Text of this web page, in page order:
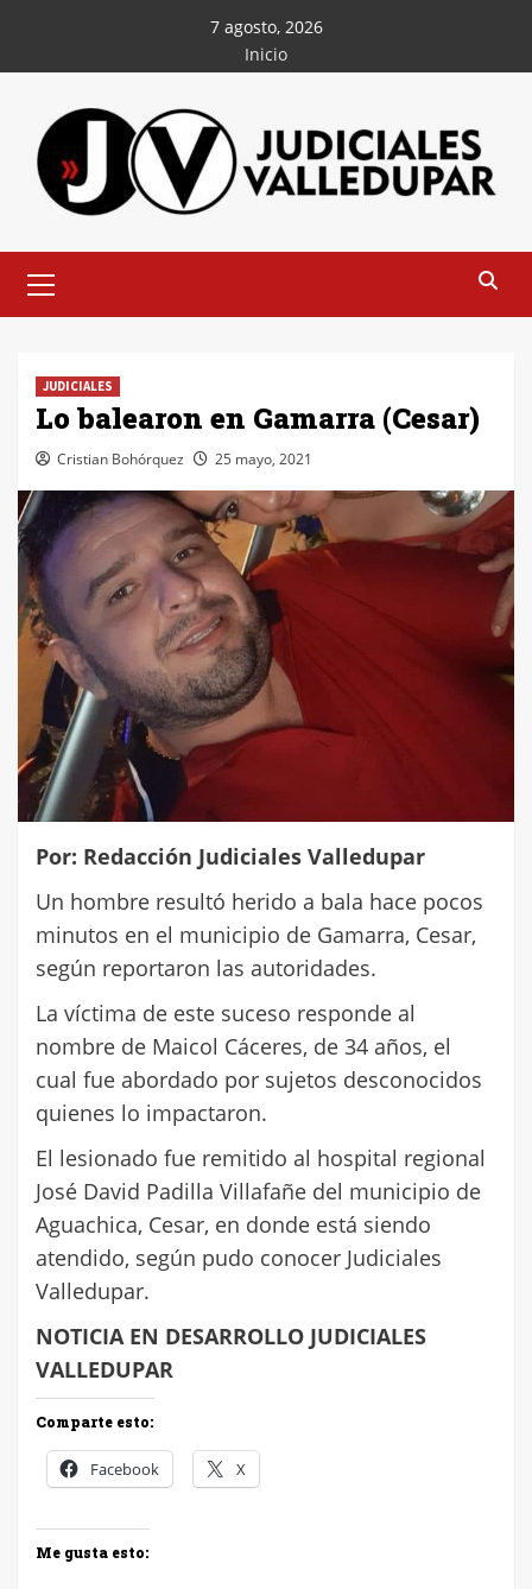
contenido
7 agosto, 2026
Inicio
principal
JUDICIALES
Lo balearon en Gamarra (Cesar)
Cristian Bohórquez 25 mayo, 2021
Por: Redacción Judiciales Valledupar
Un hombre resultó herido a bala hace pocos
minutos en el municipio de Gamarra, Cesar,
según reportaron las autoridades.
La víctima de este suceso responde al
nombre de Maicol Cáceres, de 34 años, el
cual fue abordado por sujetos desconocidos
quienes lo impactaron.
El lesionado fue remitido al hospital regional
José David Padilla Villafañe del municipio de
Aguachica, Cesar, en donde está siendo
atendido, según pudo conocer Judiciales
Valledupar.
NOTICIA EN DESARROLLO JUDICIALES
VALLEDUPAR
Comparte esto:
Facebook X
Me gusta esto: